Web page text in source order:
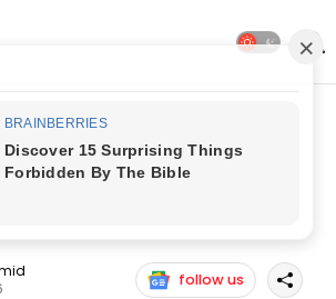
Jaunpur News: मारपीट व जानमाल की
समेत 4 पर मुकदमा दर्ज
मारपीट व जानमाल की
में दो नामजद समेत 4 पर
follow us